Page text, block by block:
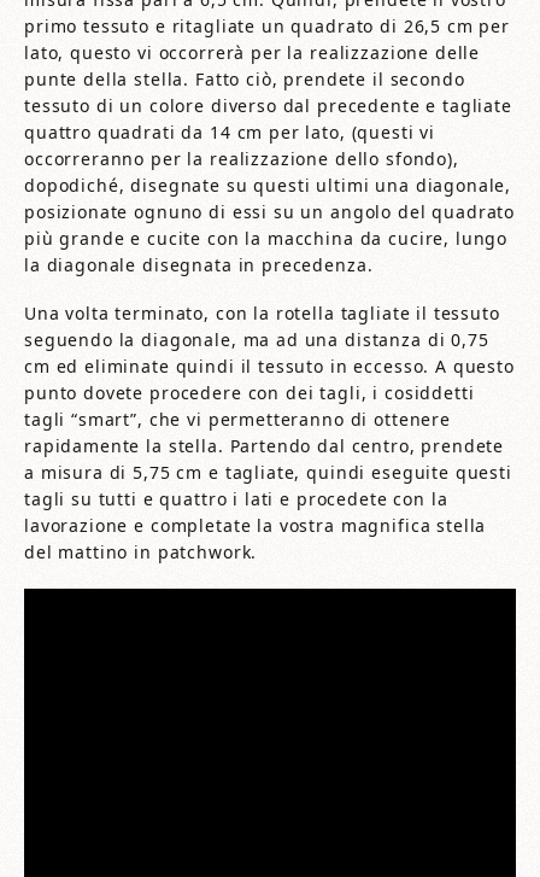
primo tessuto e ritagliate un quadrato di 26,5 cm per
lato, questo vi occorrerà per la realizzazione delle
punte della stella. Fatto ciò, prendete il secondo
tessuto di un colore diverso dal precedente e tagliate
quattro quadrati da 14 cm per lato, (questi vi
occorreranno per la realizzazione dello sfondo),
dopodiché, disegnate su questi ultimi una diagonale,
posizionate ognuno di essi su un angolo del quadrato
più grande e cucite con la macchina da cucire, lungo
la diagonale disegnata in precedenza.
Una volta terminato, con la rotella tagliate il tessuto
seguendo la diagonale, ma ad una distanza di 0,75
cm ed eliminate quindi il tessuto in eccesso. A questo
punto dovete procedere con dei tagli, i cosiddetti
tagli “smart”, che vi permetteranno di ottenere
rapidamente la stella. Partendo dal centro, prendete
a misura di 5,75 cm e tagliate, quindi eseguite questi
tagli su tutti e quattro i lati e procedete con la
lavorazione e completate la vostra magnifica stella
del mattino in patchwork.